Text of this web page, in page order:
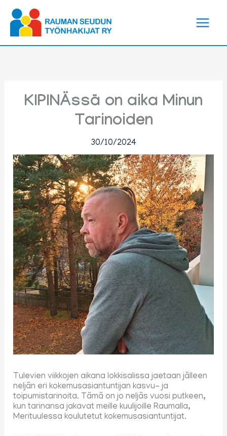
sisältöön
KIPINÄssä on aika Minun
Tarinoiden
30/10/2024
Tulevien viikkojen aikana lokkisalissa jaetaan jälleen
neljän eri kokemusasiantuntijan kasvu- ja
toipumistarinoita. Tämä on jo neljäs vuosi putkeen,
kun tarinansa jakavat meille kuulijoille Raumalla,
Merituulessa koulutetut kokemusasiantuntijat.